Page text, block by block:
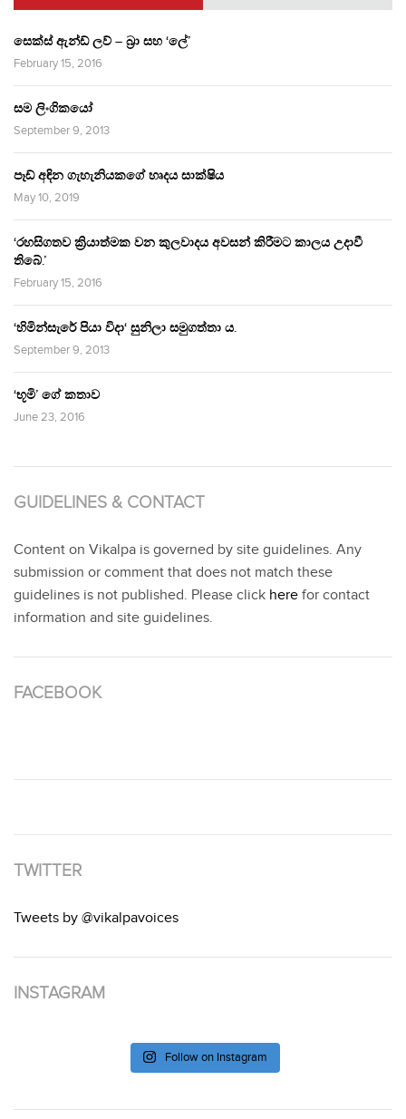
සෙක්ස් ඇන්ඩ් ලව් – බ්‍රා සහ ‘ලේ’
February 15, 2016
සම ලිංගිකයෝ
September 9, 2013
පෑඩ් අඳින ගැහැනියකගේ හෘදය සාක්ෂිය
May 10, 2019
‘රහසිගතව ක්‍රියාත්මක වන කුලවාදය අවසන් කිරීමට කාලය උදාවී
තිබේ.’
February 15, 2016
‘හිමින්සැරේ පියා විදා‘ සුනිලා සමුගත්තා ය.
September 9, 2013
‘භූමි’ ගේ කතාව
June 23, 2016
GUIDELINES & CONTACT
Content on Vikalpa is governed by site guidelines. Any
submission or comment that does not match these
guidelines is not published. Please click here for contact
information and site guidelines.
FACEBOOK
TWITTER
Tweets by @vikalpavoices
INSTAGRAM
Follow on Instagram